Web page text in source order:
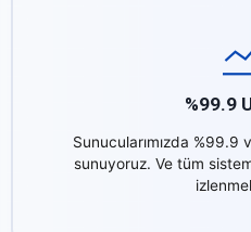
%99.9
Sunucularımızda
sunuyoruz. Ve tüm